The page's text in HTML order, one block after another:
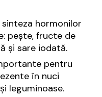
hormonilor
pește, fructe de
și sare iodată.
pentru
în nuci
leguminoase.